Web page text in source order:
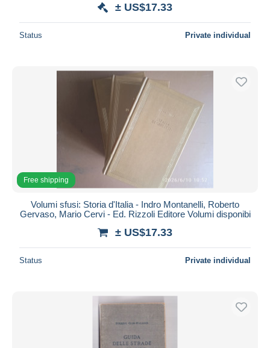
± US$17.33
Status Private individual
Free shipping
Volumi sfusi: Storia d'Italia - Indro Montanelli, Roberto
Gervaso, Mario Cervi - Ed. Rizzoli Editore Volumi disponibi
± US$17.33
Status Private individual